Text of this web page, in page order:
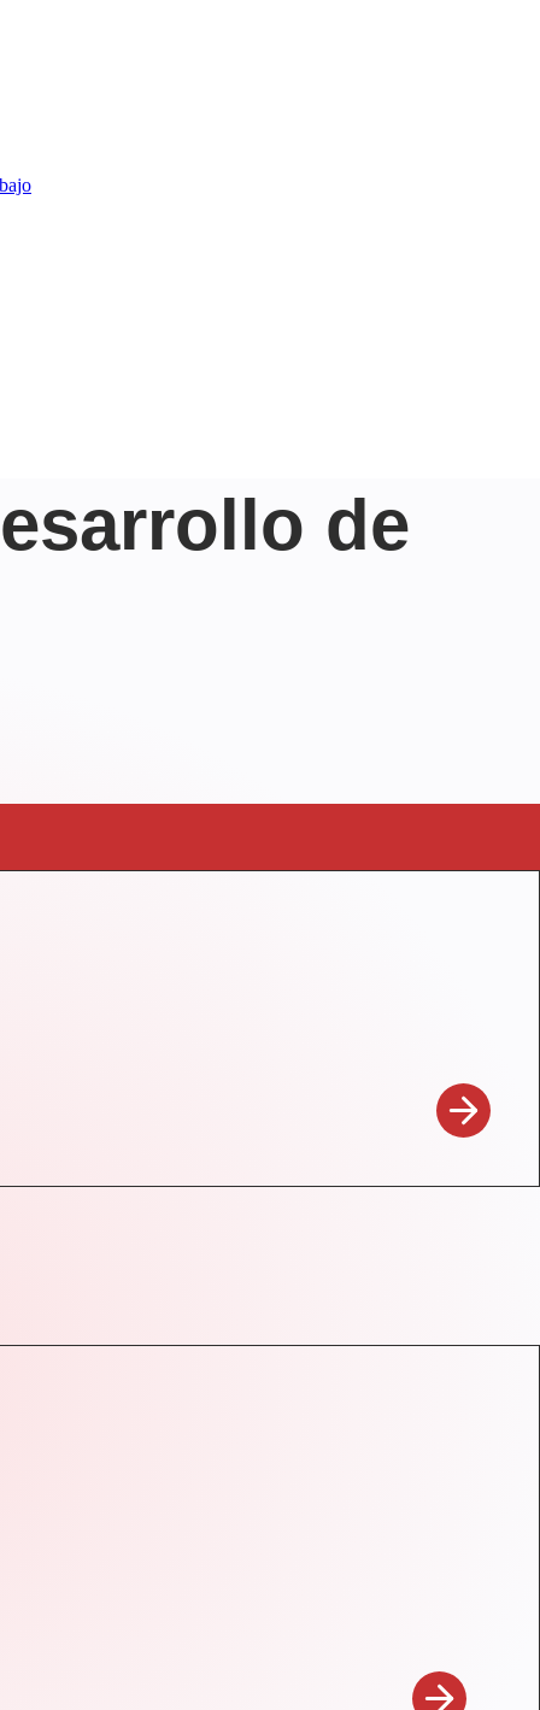
de